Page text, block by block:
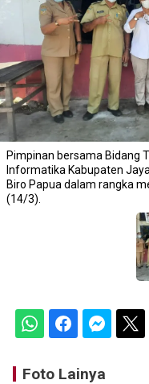
Pimpinan bersama Bidang
Informatika Kabupaten
Biro Papua dalam rangka
(14/3).
Foto Lainya